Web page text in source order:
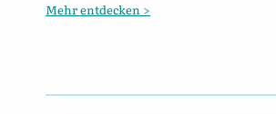
Mehr entdecken >